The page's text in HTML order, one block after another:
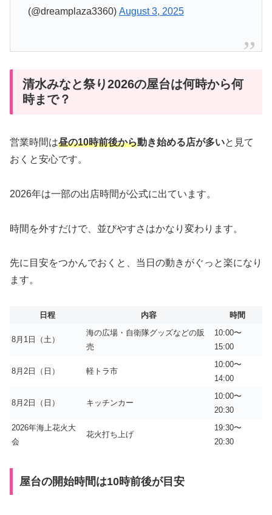
(@dreamplaza3360) August 3, 2025
清水みなと祭り2026の屋台は何時から何
時まで？
営業時間は昼の10時前後から動き始める店が多いと見て
おくと安心です。
2026年は一部の出店時間が公式に出ています。
時間を外すだけで、並びやすさはかなり変わります。
先に目安をつかんでおくと、当日の動きがぐっと楽になり
ます。
日程 内容 時間
8月1日（土）
海の広場・自衛隊グッズなどの販
売
10:00〜
15:00
8月2日（日） 軽トラ市
10:00〜
14:00
8月2日（日） キッチンカー
10:00〜
20:30
2026年海上花火大
会
花火打ち上げ
19:30〜
20:30
屋台の開始時間は10時前後が目安